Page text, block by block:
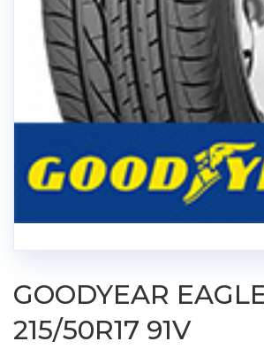
GOODYEAR
215/50R17 91V